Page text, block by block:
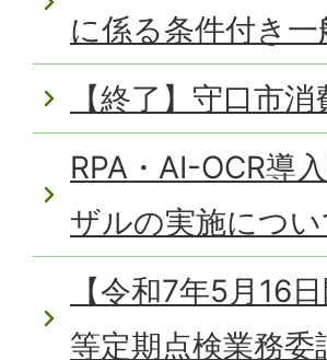
に係る条件付き
【終了】守口市
RPA・AI-OCR導
ザルの実施につい
【令和7年5月16
等定期点検業務